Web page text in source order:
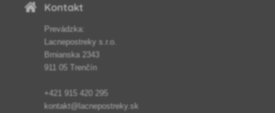
Kontakt
Prevádzka:
Lacnepostreky s.r.o.
Brnianska 2343
911 05 Trenčín
+421 915 420 295
kontakt@lacnepostreky.sk